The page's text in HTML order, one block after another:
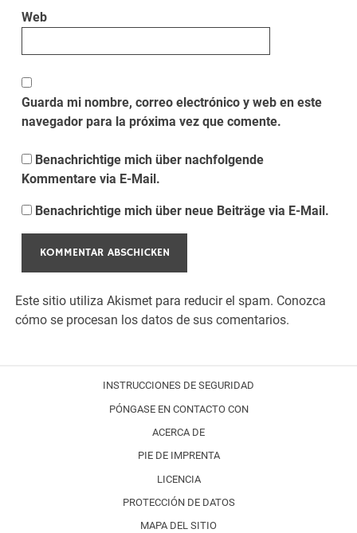
Web
Guarda mi nombre, correo electrónico y web en este
navegador para la próxima vez que comente.
Benachrichtige mich über nachfolgende
Kommentare via E-Mail.
Benachrichtige mich über neue Beiträge via E-Mail.
Este sitio utiliza Akismet para reducir el spam. Conozca
cómo se procesan los datos de sus comentarios.
INSTRUCCIONES DE SEGURIDAD
PÓNGASE EN CONTACTO CON
ACERCA DE
PIE DE IMPRENTA
LICENCIA
PROTECCIÓN DE DATOS
MAPA DEL SITIO